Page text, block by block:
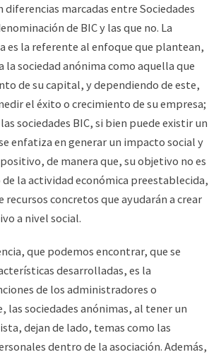
marcadas entre Sociedades
de BIC y las que no. La
es la referente al enfoque que plantean,
la sociedad anónima como aquella que
de su capital, y dependiendo de este,
el éxito o crecimiento de su empresa;
sociedades BIC, si bien puede existir un
enfatiza en generar un impacto social y
de manera que, su objetivo no es
la actividad económica preestablecida,
recursos concretos que ayudarán a crear
a nivel social.
que podemos encontrar, que se
desarrolladas, es la
de los administradores o
las sociedades anónimas, al tener un
dejan de lado, temas como las
dentro de la asociación. Además,